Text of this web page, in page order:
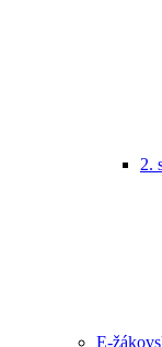
2.
E-